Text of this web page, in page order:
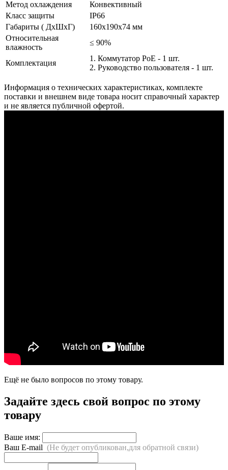
Метод охлаждения
Конвективный
Класс защиты
IP66
Габариты ( ДхШхГ)
160х190х74 мм
Относительная
влажность
≤ 90%
Комплектация
1. Коммутатор PoE - 1 шт.
2. Руководство пользователя - 1 шт.
Информация о технических характеристиках, комплекте
поставки и внешнем виде товара носит справочный характер
и не является публичной офертой.
Ещё не было вопросов по этому товару.
Задайте здесь свой вопрос по этому
товару
Ваше имя:
Ваш E-mail (Не будет опубликован,для обратной связи)